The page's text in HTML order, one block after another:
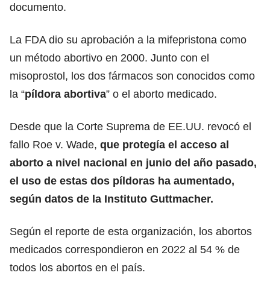
documento.
La FDA dio su aprobación a la mifepristona como
un método abortivo en 2000. Junto con el
misoprostol, los dos fármacos son conocidos como
la “píldora abortiva” o el aborto medicado.
Desde que la Corte Suprema de EE.UU. revocó el
fallo Roe v. Wade, que protegía el acceso al
aborto a nivel nacional en junio del año pasado,
el uso de estas dos píldoras ha aumentado,
según datos de la Instituto Guttmacher.
Según el reporte de esta organización, los abortos
medicados correspondieron en 2022 al 54 % de
todos los abortos en el país.